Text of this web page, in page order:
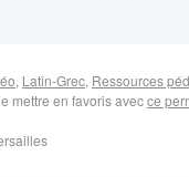
, Latin-Grec, Ressources
mettre en favoris avecce